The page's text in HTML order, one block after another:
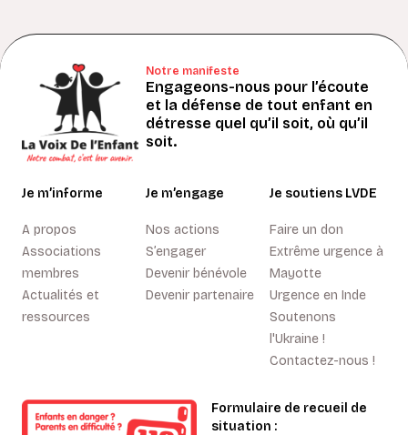
Notre manifeste
Engageons-nous pour l’écoute
et la défense de tout enfant en
détresse quel qu’il soit, où qu’il
soit.
Je m’informe
A propos
Associations
membres
Actualités et
ressources
Je m’engage
Nos actions
S’engager
Devenir bénévole
Devenir partenaire
Je soutiens LVDE
Faire un don
Extrême urgence à
Mayotte
Urgence en Inde
Soutenons
l'Ukraine !
Contactez-nous !
Formulaire de recueil de
situation :